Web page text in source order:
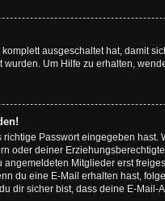
ausgeschaltet hat, damit
Um Hilfe zu erhalten,
Passwort eingegeben
oder deiner
Mitglieder erst
du eine E-Mail erhalten hast,
dir sicher bist, dass deine E-